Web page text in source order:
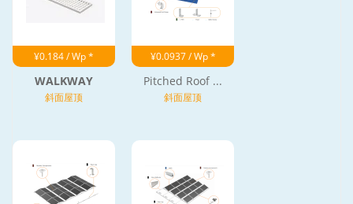
¥0.184 / Wp *
WALKWAY
斜面屋顶
¥0.0937 / Wp *
Pitched Roof ...
斜面屋顶